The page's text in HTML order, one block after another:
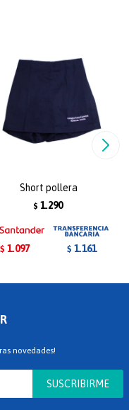
Short pollera
$ 1.290
$ 1.097 $ 1.161
novedades!
SUSCRIBIRME